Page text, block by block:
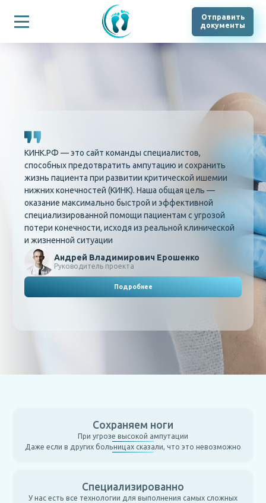
Отправить
документы
КИНК.РФ — это сайт команды специалистов,
способных предотвратить ампутацию и сохранить
жизнь пациента при развитии критической ишемии
нижних конечностей (КИНК). Наша общая цель —
оказание максимально быстрой и эффективной
специализированной помощи пациентам с угрозой
потери конечности, исходя из реальной клинической
и жизненной ситуации
Андрей Владимирович Ерошенко
Руководитель проекта
Подробнее
Сохраняем ноги
При угрозе высокой ампутации
Даже если в других больницах сказали, что это невозможно
Специализированно
У нас есть все технологии для выполнения самых сложных